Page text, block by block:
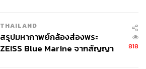
THAILAND
สรุปมหากาพย์กล้องส่องพระ
ZEISS Blue Marine จากสัญญา
818